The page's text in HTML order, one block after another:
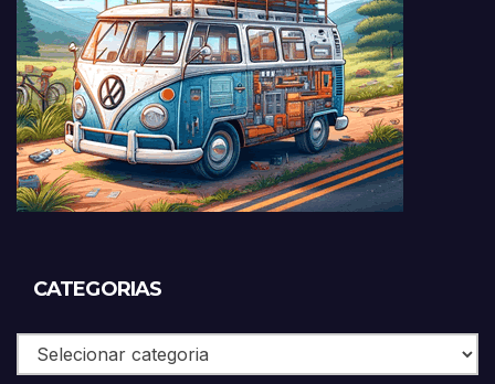
CATEGORIAS
Categorias